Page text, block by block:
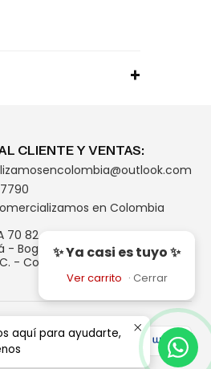
✨ Ya casi es tuyo ✨
Ver carrito · Cerrar
CLIENTE Y VENTAS:
en Colombia
70 82
- Bogotá D.C.
- Colombia
aquí para ayudarte,